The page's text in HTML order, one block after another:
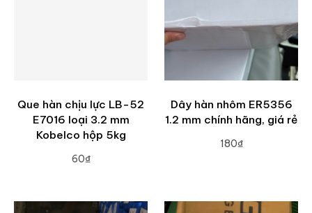
Que hàn chịu lực LB-52
E7016 loại 3.2 mm
Kobelco hộp 5kg
60₫
Dây hàn nhôm ER5356
1.2 mm chính hãng, giá rẻ
180₫